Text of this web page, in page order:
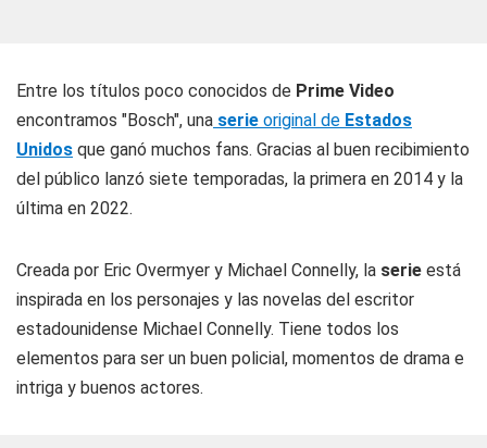
Entre los títulos poco conocidos de Prime Video
encontramos "Bosch", una serie original de Estados
Unidos que ganó muchos fans. Gracias al buen recibimiento
del público lanzó siete temporadas, la primera en 2014 y la
última en 2022.
Creada por Eric Overmyer y Michael Connelly, la serie está
inspirada en los personajes y las novelas del escritor
estadounidense Michael Connelly. Tiene todos los
elementos para ser un buen policial, momentos de drama e
intriga y buenos actores.